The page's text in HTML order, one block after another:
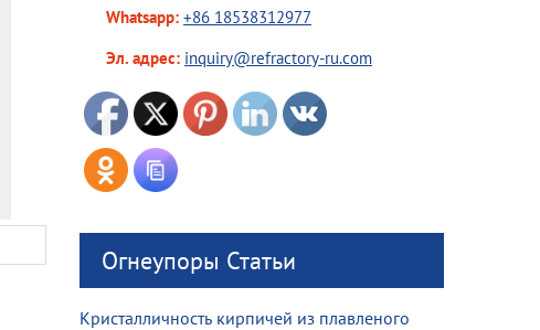
Whatsapp: +86 18538312977
Эл. адрес: inquiry@refractory-ru.com
Огнеупоры Статьи
Кристалличность кирпичей из плавленого